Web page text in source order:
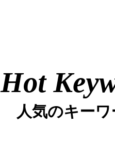
Hot
人気のキー